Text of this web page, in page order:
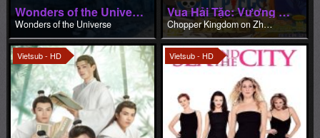
Wonders of the Universe
Wonders of the Universe
Vua Hải Tặc: Vương quốc Chopper trên đảo của những sinh vật lạ
Chopper Kingdom on Zhen Beast Island One Piece: Chopper Kingdom of Strange Animal Island (Movie 3)
Vietsub - HD Vietsub - HD